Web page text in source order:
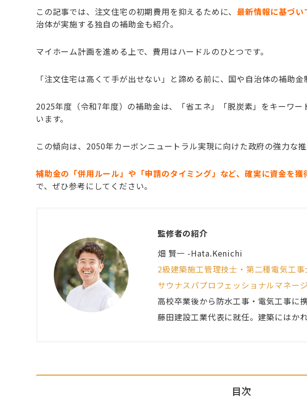
この記事では、注文住宅の初期費用を抑えるために、 最新情報に基づい
治体が実施する独自の補助金も紹介。
マイホーム計画を進める上で、費用はハードルのひとつです。
「注文住宅は高くて手が出せない」と諦める前に、国や自治体の補助
2025年度（令和7年度）の補助金は、「省エネ」「脱炭素」をキーワ
います。
この傾向は、2050年カーボンニュートラル実現に向けた政府の強力な
補助金の「併用ルール」や「申請のタイミング」など、確実に資金を
で、ぜひ参考にしてください。
監修者の紹介
畑 賢一 -Hata.Kenichi
2級建築施工管理技士・第二種電気工事
サウナスパプロフェッショナルマネー
高校卒業後から防水工事・電気工事に
藤田建設工業代表に就任。建築にはか
目次